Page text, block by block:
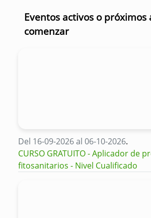
Eventos activos o próximos
comenzar
Del 16-09-2026 al 06-10-2026.
CURSO GRATUITO - Aplicador de
fitosanitarios - Nivel Cualificado